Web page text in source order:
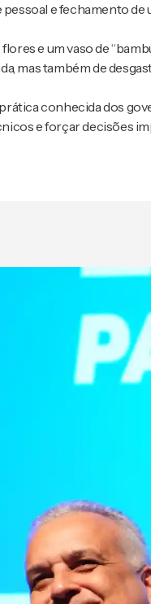
e fechamento
e um vaso de
mas também de
conhecida dos
e forçar decisões